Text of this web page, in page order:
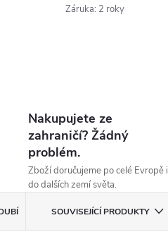
Záruka: 2 roky
Nakupujete ze
zahraničí? Žádný
problém.
Zboží doručujeme po celé Evropě i
do dalších zemí světa.
SOUVISEJÍCÍ PRODUKTY